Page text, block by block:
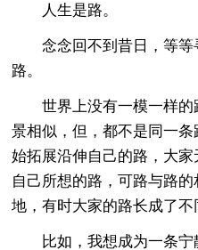
人生是路。
念念回不到昔日，等等
路。
世界上没有一模一样的
景相似，但，都不是同一
始拓展沿伸自己的路，大
自己所想的路，可路与路
地，有时大家的路长成了不
比如，我想成为一条宁